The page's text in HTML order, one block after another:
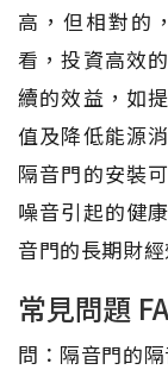
高，但相對的
看，投資高效
續的效益，如
值及降低能源
隔音門的安裝
噪音引起的健
音門的長期財
常見問題
問：隔音門的